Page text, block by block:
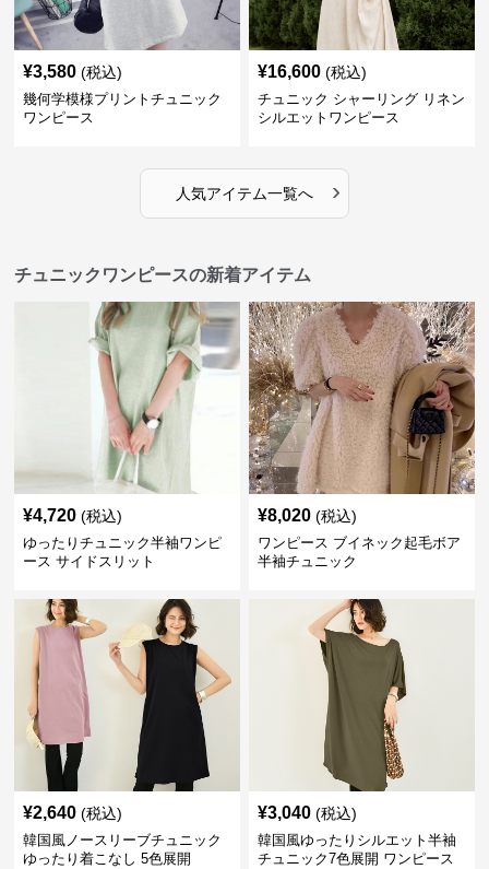
¥3,580 (税込)
幾何学模様プリントチュニック
ワンピース
¥16,600 (税込)
チュニック シャーリング リネン
シルエットワンピース
人気アイテム一覧へ ›
チュニックワンピースの新着アイテム
¥4,720 (税込)
ゆったりチュニック半袖ワンピ
ース サイドスリット
¥8,020 (税込)
ワンピース ブイネック起毛ボア
半袖チュニック
¥2,640 (税込)
韓国風ノースリーブチュニック
ゆったり着こなし 5色展開
¥3,040 (税込)
韓国風ゆったりシルエット半袖
チュニック7色展開 ワンピース